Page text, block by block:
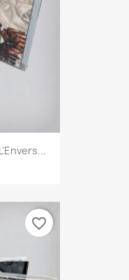
favorite_border